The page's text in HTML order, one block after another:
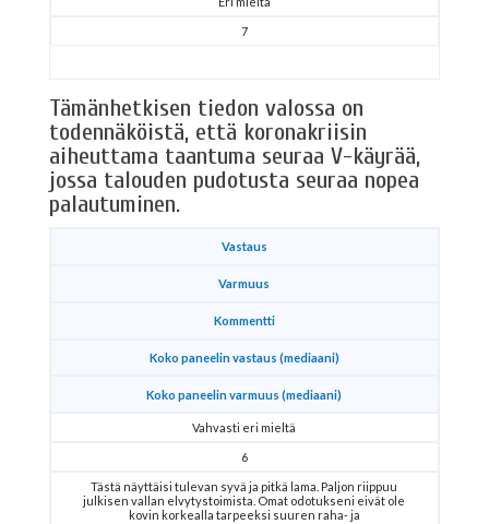
7
Tämänhetkisen tiedon valossa on
todennäköistä, että koronakriisin
aiheuttama taantuma seuraa V-käyrää,
jossa talouden pudotusta seuraa nopea
palautuminen.
Vastaus
Varmuus
Kommentti
Koko paneelin vastaus (mediaani)
Koko paneelin varmuus (mediaani)
Vahvasti eri mieltä
6
Tästä näyttäisi tulevan syvä ja pitkä lama. Paljon riippuu
julkisen vallan elvytystoimista. Omat odotukseni eivät ole
kovin korkealla tarpeeksi suuren raha- ja